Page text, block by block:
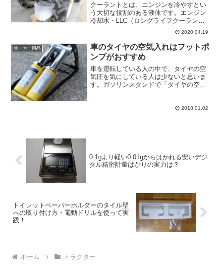
クーラントとは、エンジンを冷やすとい
う大切な役割のある液体です。エンジン
冷却水・LLC（ロングライフクーラン
ト）・ラジエーター液などとも呼ばれま
す。普通の水と違い、凍結やサビに強い
ように作られています。このクーラント
は、適期的に交換する必要...
2020.04.19
車・カー用品
車のタイヤの空気入れはフットポ
ンプがおすすめ
車を運転している人の中で、タイヤの空
気圧を気にしている人は少ないと思いま
す。ガソリンスタンドで「タイヤの空気
という人もいるでしょう。私がタイヤの
2018.01.02
0.1gより軽い0.01gからはかれる安いデジ
タル精密計量はかりの実力は？
トイレットペーパーホルダーのタイル壁
への取り付け方・電動ドリルを使って実
践！
ホーム トラクター